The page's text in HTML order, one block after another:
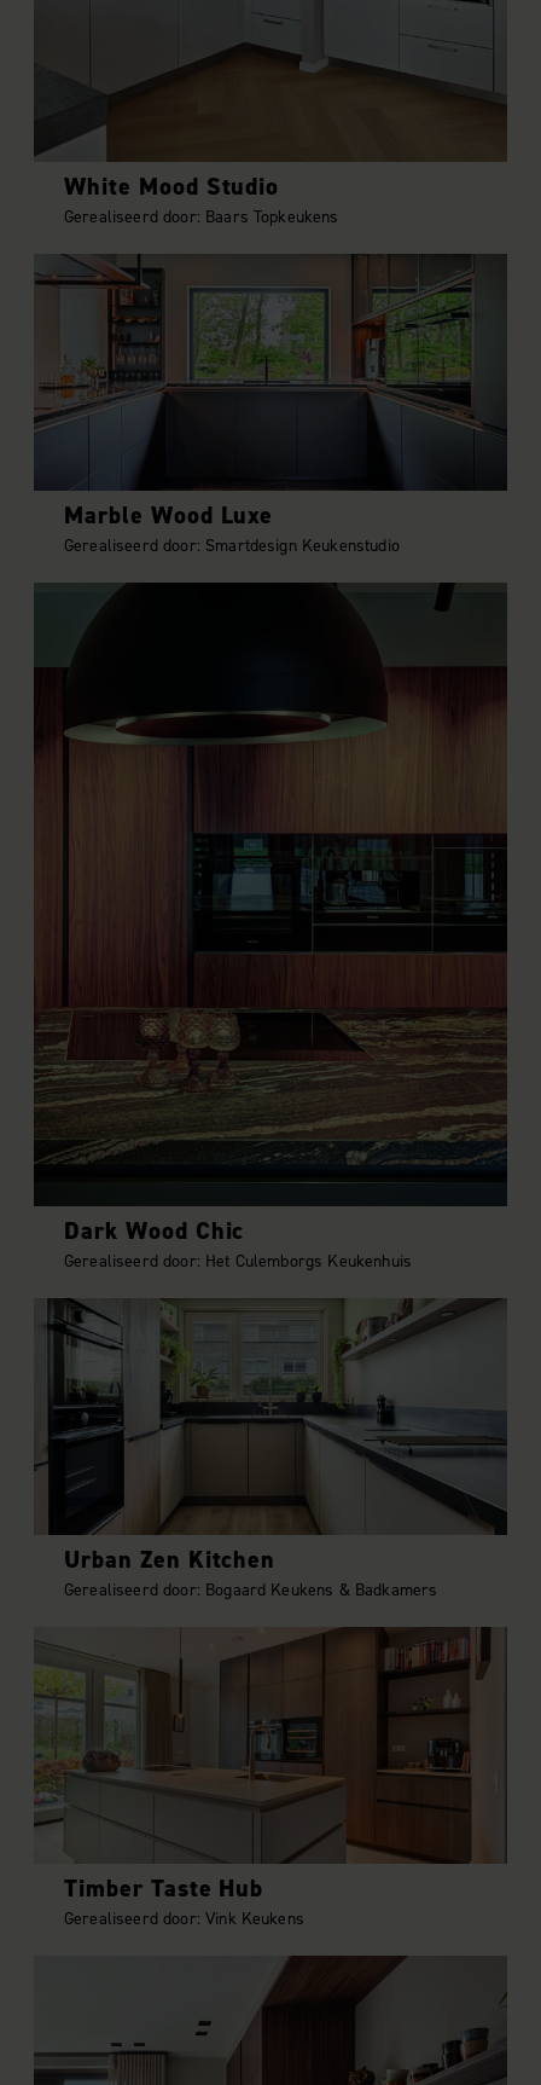
White Mood Studio
Gerealiseerd door: Baars Topkeukens
Marble Wood Luxe
Gerealiseerd door: Smartdesign Keukenstudio
Dark Wood Chic
Gerealiseerd door: Het Culemborgs Keukenhuis
Urban Zen Kitchen
Gerealiseerd door: Bogaard Keukens & Badkamers
Timber Taste Hub
Gerealiseerd door: Vink Keukens